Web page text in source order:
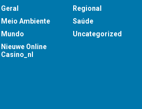
Geral
Meio Ambiente
Mundo
Nieuwe Online
Casino_nl
Regional
Saúde
Uncategorized